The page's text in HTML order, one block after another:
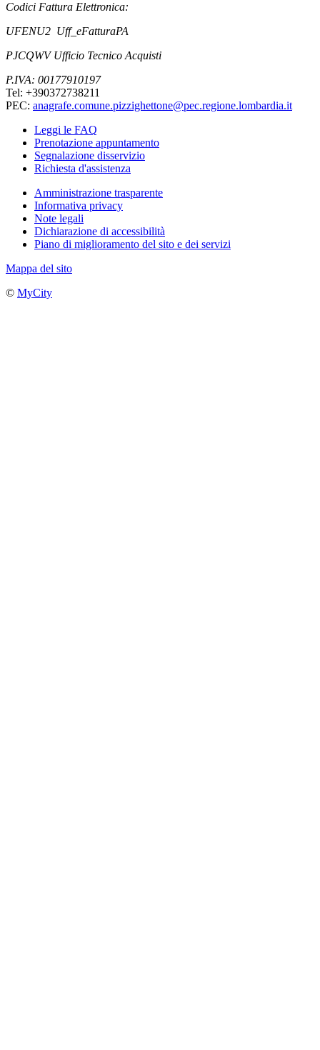
Codici Fattura Elettronica:
UFENU2 Uff_eFatturaPA
PJCQWV Ufficio Tecnico Acquisti
P.IVA: 00177910197
Tel: +390372738211
PEC: anagrafe.comune.pizzighettone@pec.regione.lombardia.it
Leggi le FAQ
Prenotazione appuntamento
Segnalazione disservizio
Richiesta d'assistenza
Amministrazione trasparente
Informativa privacy
Note legali
Dichiarazione di accessibilità
Piano di miglioramento del sito e dei servizi
Mappa del sito
© MyCity